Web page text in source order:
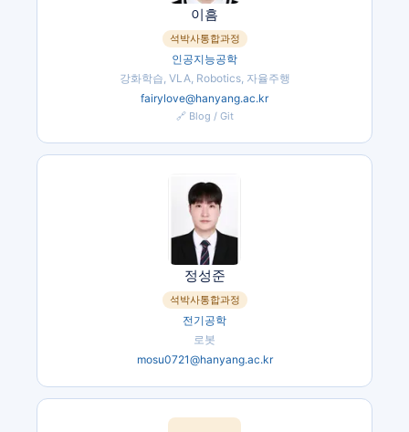
이흠
석박사통합과정
인공지능공학
강화학습, VLA, Robotics, 자율주행
fairylove@hanyang.ac.kr
🔗 Blog / Git
정성준
석박사통합과정
전기공학
로봇
mosu0721@hanyang.ac.kr